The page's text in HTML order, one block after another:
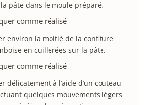
pâte dans le moule préparé.
comme réalisé
environ la moitié de la confiture
en cuillerées sur la pâte.
comme réalisé
délicatement à l’aide d’un couteau
quelques mouvements légers